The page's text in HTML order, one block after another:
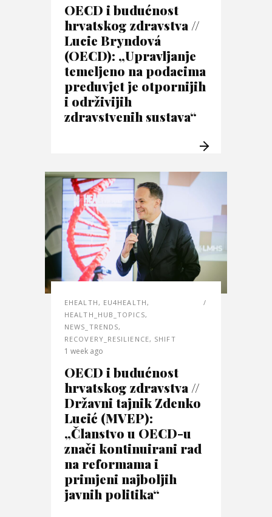
OECD i budućnost
hrvatskog zdravstva //
Lucie Bryndová
(OECD): „Upravljanje
temeljeno na podacima
preduvjet je otpornijih
i održivijih
zdravstvenih sustava“
EHEALTH, EU4HEALTH,
HEALTH_HUB_TOPICS,
NEWS_TRENDS,
RECOVERY_RESILIENCE, SHIFT
1 week ago
OECD i budućnost
hrvatskog zdravstva //
Državni tajnik Zdenko
Lucić (MVEP):
„Članstvo u OECD-u
znači kontinuirani rad
na reformama i
primjeni najboljih
javnih politika“